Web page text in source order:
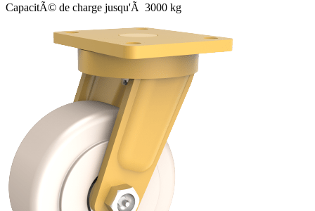
CapacitÃ© de charge jusqu'Ã 3000 kg